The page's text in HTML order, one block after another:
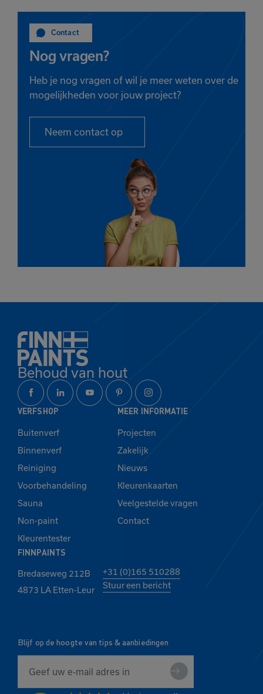
Contact
Nog vragen?
Heb je nog vragen of wil je meer weten over de
mogelijkheden voor jouw project?
Neem contact op
Behoud van hout
VERFSHOP
Buitenverf
Binnenverf
Reiniging
Voorbehandeling
Sauna
Non-paint
Kleurentester
MEER INFORMATIE
Projecten
Zakelijk
Nieuws
Kleurenkaarten
Veelgestelde vragen
Contact
FINNPAINTS
Bredaseweg 212B
4873 LA Etten-Leur
+31 (0)165 510288
Stuur een bericht
Blijf op de hoogte van tips & aanbiedingen